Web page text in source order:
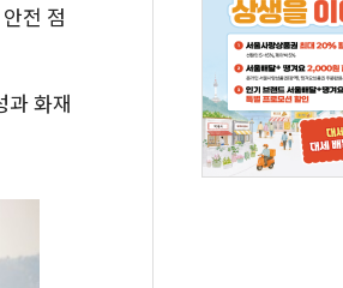
전 점
과 화재